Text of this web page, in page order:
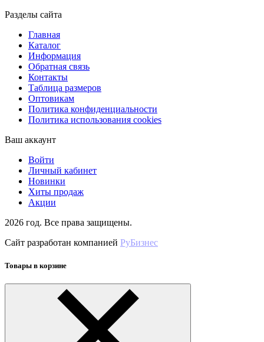
Разделы сайта
Главная
Каталог
Информация
Обратная связь
Контакты
Таблица размеров
Оптовикам
Политика конфиденциальности
Политика использования cookies
Ваш аккаунт
Войти
Личный кабинет
Новинки
Хиты продаж
Акции
2026 год. Все права защищены.
Сайт разработан компанией РуБизнес
Товары в корзине